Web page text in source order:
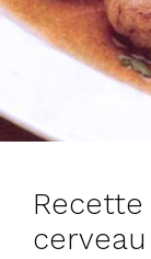
cerveau